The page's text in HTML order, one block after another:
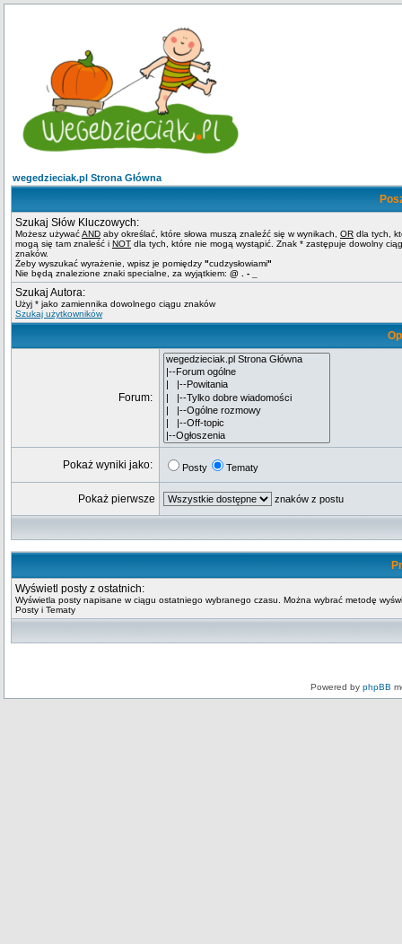
wegedzieciak.pl Strona Główna
Szukaj Słów Kluczowych:
Możesz używaćAND aby określać, które słowa muszą znaleźć się w wynikach, OR dla tych,
mogą się tam znaleść i NOT dla tych, które nie mogą wystąpić. Znak * zastępuje dowolny ciąg
znaków.
Żeby wyszukać wyrażenie, wpisz je pomiędzy "cudzysłowiami"
Nie będą znalezione znaki specialne, za wyjątkiem: @ . - _
Szukaj Autora:
Użyj * jako zamiennika dowolnego ciągu znaków
Szukaj użytkowników
Forum:
Pokaż wyniki jako: Posty Tematy
Pokaż pierwsze znaków z postu
Wyświetl posty z ostatnich:
Wyświetla posty napisane w ciągu ostatniego wybranego czasu. Można wybrać metodę
Posty i Tematy
Powered by phpBB